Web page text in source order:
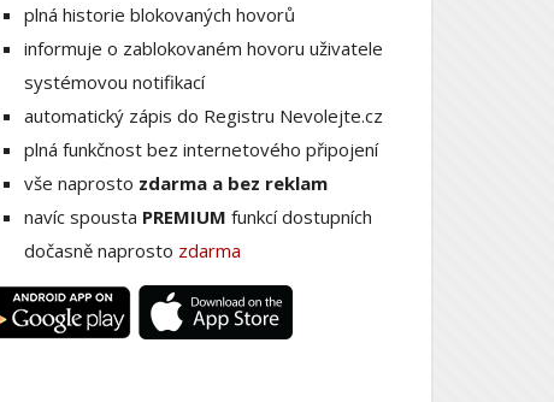
plná historie blokovaných hovorů
informuje o zablokovaném hovoru uživatele
systémovou notifikací
automatický zápis do Registru Nevolejte.cz
plná funkčnost bez internetového připojení
vše naprosto zdarma a bez reklam
navíc spousta PREMIUM funkcí dostupních
dočasně naprosto zdarma